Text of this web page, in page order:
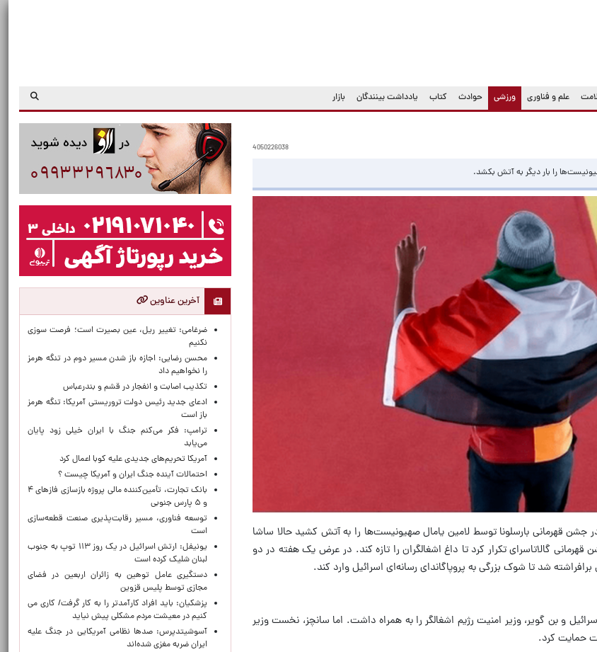
علم و فناوری ورزشی
(current) حوادث کتاب یادداشت بینندگان بازار
4050226038
را بار دیگر به آتش بکشد.
جشن قهرمانی بارسلونا توسط لامین یامال صهیونیست‌ها را به آتش کشید حالا ساشا
گالاتاسرای تکرار کرد تا داغ اشغالگران را تازه کند. در عرض یک هفته در دو
شد تا شوک بزرگی به پروپاگاندای رسانه‌ای اسرائیل وارد کند.
و بن گویر، وزیر امنیت رژیم اشغالگر را به همراه داشت. اما سانچز، نخست وزیر
حمایت کرد.
آخرین عناوین
ضرغامی: تغییر ریل، عین بصیرت است؛ فرصت سوزی
نکنیم
محسن رضایی: اجازه باز شدن مسیر دوم در تنگه هرمز
را نخواهیم داد
تکذیب اصابت و انفجار در قشم و بندرعباس
ادعای جدید رئیس دولت تروریستی آمریکا: تنگه هرمز
باز است
ترامپ: فکر می‌کنم جنگ با ایران خیلی زود پایان
می‌یابد
آمریکا تحریم‌های جدیدی علیه کوبا اعمال کرد
احتمالات آینده جنگ ایران و آمریکا چیست ؟
بانک تجارت، تأمین‌کننده مالی پروژه بازسازی فازهای ۴
و ۵ پارس جنوبی
توسعه فناوری، مسیر رقابت‌پذیری صنعت قطعه‌سازی
است
یونیفل: ارتش اسرائیل در یک روز ۱۱۳ توپ به جنوب
لبنان شلیک کرده است
دستگیری عامل توهین به زائران اربعین در فضای
مجازی توسط پلیس قزوین
پزشکیان: باید افراد کارآمدتر را به کار گرفت/ کاری می
کنیم در معیشت مردم مشکلی پیش نیاید
آسوشیتدپرس: صدها نظامی آمریکایی در جنگ علیه
ایران ضربه مغزی شده‌اند